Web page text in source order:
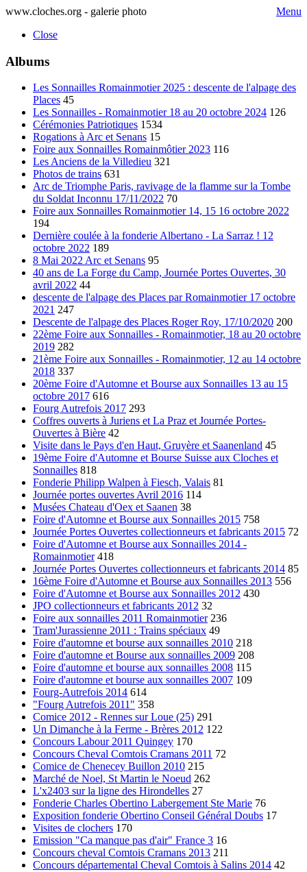
www.cloches.org - galerie photo
Menu
Close
Albums
Les Sonnailles Romainmotier 2025 : descente de l'alpage des
Places 45
Les Sonnailles - Romainmotier 18 au 20 octobre 2024 126
Cérémonies Patriotiques 1534
Rogations à Arc et Senans 15
Foire aux Sonnailles Romainmôtier 2023 116
Les Anciens de la Villedieu 321
Photos de trains 631
Arc de Triomphe Paris, ravivage de la flamme sur la Tombe
du Soldat Inconnu 17/11/2022 70
Foire aux Sonnailles Romainmotier 14, 15 16 octobre 2022
194
Dernière coulée à la fonderie Albertano - La Sarraz ! 12
octobre 2022 189
8 Mai 2022 Arc et Senans 95
40 ans de La Forge du Camp, Journée Portes Ouvertes, 30
avril 2022 44
descente de l'alpage des Places par Romainmotier 17 octobre
2021 247
Descente de l'alpage des Places Roger Roy, 17/10/2020 200
22ème Foire aux Sonnailles - Romainmotier, 18 au 20 octobre
2019 282
21ème Foire aux Sonnailles - Romainmotier, 12 au 14 octobre
2018 337
20ème Foire d'Automne et Bourse aux Sonnailles 13 au 15
octobre 2017 616
Fourg Autrefois 2017 293
Coffres ouverts à Juriens et La Praz et Journée Portes-
Ouvertes à Bière 42
Visite dans le Pays d'en Haut, Gruyère et Saanenland 45
19ème Foire d'Automne et Bourse Suisse aux Cloches et
Sonnailles 818
Fonderie Philipp Walpen à Fiesch, Valais 81
Journée portes ouvertes Avril 2016 114
Musées Chateau d'Oex et Saanen 38
Foire d'Automne et Bourse aux Sonnailles 2015 758
Journée Portes Ouvertes collectionneurs et fabricants 2015 72
Foire d'Automne et Bourse aux Sonnailles 2014 -
Romainmotier 418
Journée Portes Ouvertes collectionneurs et fabricants 2014 85
16ème Foire d'Automne et Bourse aux Sonnailles 2013 556
Foire d'Automne et Bourse aux Sonnailles 2012 430
JPO collectionneurs et fabricants 2012 32
Foire aux sonnailles 2011 Romainmotier 236
Tram'Jurassienne 2011 : Trains spéciaux 49
Foire d'automne et bourse aux sonnailles 2010 218
Foire d'automne et Bourse aux sonnailles 2009 208
Foire d'automne et bourse aux sonnailles 2008 115
Foire d'automne et bourse aux sonnailles 2007 109
Fourg-Autrefois 2014 614
"Fourg Autrefois 2011" 358
Comice 2012 - Rennes sur Loue (25) 291
Un Dimanche à la Ferme - Brères 2012 122
Concours Labour 2011 Quingey 170
Concours Cheval Comtois Cramans 2011 72
Comice de Chenecey Buillon 2010 215
Marché de Noel, St Martin le Noeud 262
L'x2403 sur la ligne des Hirondelles 27
Fonderie Charles Obertino Labergement Ste Marie 76
Exposition fonderie Obertino Conseil Général Doubs 17
Visites de clochers 170
Emission "Ca manque pas d'air" France 3 16
Concours cheval Comtois Cramans 2013 211
Concours départemental Cheval Comtois à Salins 2014 42